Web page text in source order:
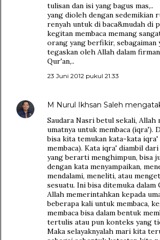
tulisan dan isi yang bagus mas,..
yang dioleh dengan sedemikian
renyah untuk di baca&mudah di
kegitan membaca memang
orang yang berfikir, sebagaiman
tegaskan oleh Allah dalam
Qur'an,..
23 Juni 2012 pukul 21.33
M Nurul Ikhsan Saleh
Saudara Nasri betul sekali, Allah
umatnya untuk membaca (iqra').
bisa kita temukan kata-kata
membaca). Kata iqra' diambil
yang berarti menghimpun, bisa
dengan kata menyampaikan,
mendalami, meneliti, atau
sesuatu. Ini bisa ditemuka dalam
Allah memerintahkan kepada
beberapa kali untuk membaca,
membaca bisa dalam bentuk
tertulis atau pun konteks yang
Maka selayaknyalah mari kita